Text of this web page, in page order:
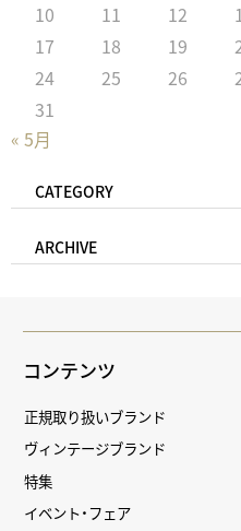
« 5月
10
11 12
17
18 19
24
25 26
31
CATEGORY
ARCHIVE
コンテンツ
正規取り扱いブランド
ヴィンテージブランド
特集
イベント・フェア